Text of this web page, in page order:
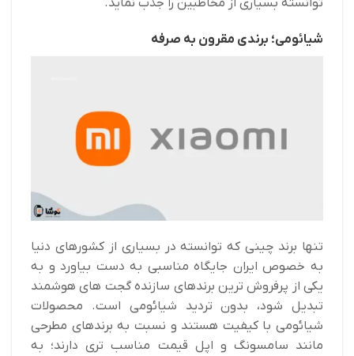
شیائومی؛ برندی مقرون به صرفه
تنها برند چینی که توانسته در بسیاری از کشورهای دنیا
به خصوص ایران جایگاه مناسبی به دست بیاورد و به
یکی از پرفروش‌ ترین برندهای سازنده گجت های هوشمند
تبدیل شود، بدون تردید شیائومی است. محصولات
شیائومی با کیفیت هستند و نسبت به برندهای مطرحی
مانند سامسونگ و اپل قیمت مناسب تری دارند؛ به